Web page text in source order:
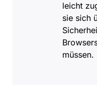
leicht
sie sich
müssen.